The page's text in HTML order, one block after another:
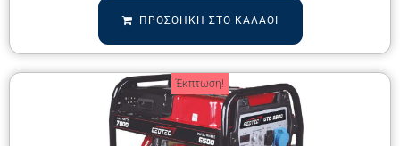
ΠΡΟΣΘΉΚΗ ΣΤΟ ΚΑΛΆΘΙ
Έκπτωση!